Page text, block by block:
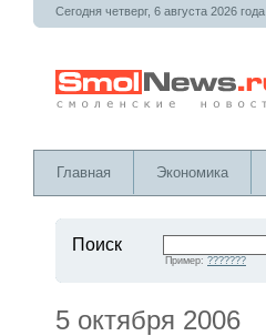
Сегодня четверг, 6 августа 2026 года.
Главная Экономика
Поиск
Пример: ???????
5 октября 2006